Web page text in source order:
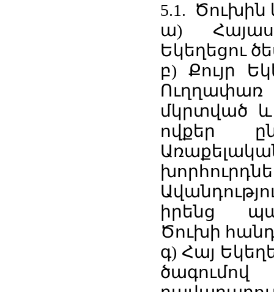
5.1.
ա)
Եկեղեցու
բ) Քույր
Ուղղափառ
մկրտված և
ովքեր
իրենց
Ծուխի
գ) Հայ